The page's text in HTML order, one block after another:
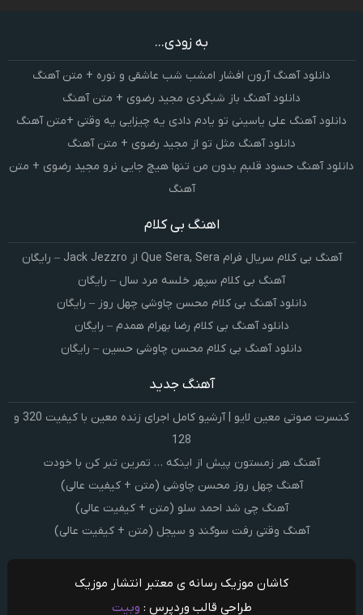
به زودی...
دانلود آهنگ آرون افشار امشب شب عاشقی و نوره + متن آهنگ
دانلود آهنگ باز شبگردی مجید رضوی + متن آهنگ
دانلود آهنگ علی یاسینی تو یادم دادی یه چیزایی یه وقتی +متن آهنگ
دانلود آهنگ مثل تو از مجید رضوی + متن آهنگ
دانلود آهنگ حسود قلبم بدون من تنها هیچ جایی نرو مجید رضوی + متن
آهنگ
اهنگ بی کلام
آهنگ بی کلام سریال فرام Que Sera, Sera از Jack Jezzro – رایگان
آهنگ بی کلام سپهر خلسه مرد سال – رایگان
دانلود آهنگ بی کلام محسن چاوشی چهل روز – رایگان
دانلود آهنگ بی کلام رضا بهرام همدم – رایگان
دانلود آهنگ بی کلام محسن چاوشی حسین – رایگان
آهنگ جدید
کنسرت صوتی معین لایو | آرشیو کامل اجرای زنده معین با کیفیت 320 و
128
آهنگ هر زمستون پیش از اینکه … تمرین تبر کن با خودت
آهنگ چهل روز محسن چاوشی (متن + کیفیت عالی)
آهنگ چی شد احمد سلو (متن + کیفیت عالی)
آهنگ وقتی رفت سوگند و سیجل (متن + کیفیت عالی)
کاشان موزیک رسانه ی معتبر انتشار موزیک
طراحی قالب وردپرس : وبیت